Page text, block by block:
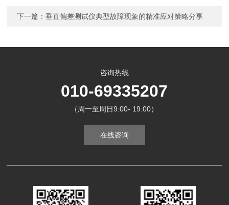
下一篇：垂直偏差测试仪典型故障现象的精准应对策略分享
咨询热线
010-69335207
（周一至周日9:00- 19:00）
在线咨询